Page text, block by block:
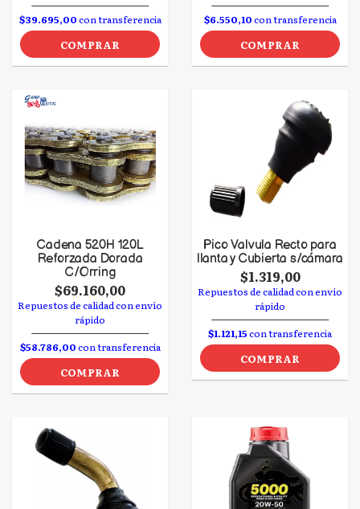
$39.695,00con transferencia
COMPRAR
$6.550,10con transferencia
COMPRAR
Cadena 520H 120L
Reforzada Dorada
C/Orring
$69.160,00
Repuestos de calidad con envío
rápido
$58.786,00con transferencia
COMPRAR
Pico Valvula Recto para
llanta y Cubierta s/cámara
$1.319,00
Repuestos de calidad con envío
rápido
$1.121,15con transferencia
COMPRAR